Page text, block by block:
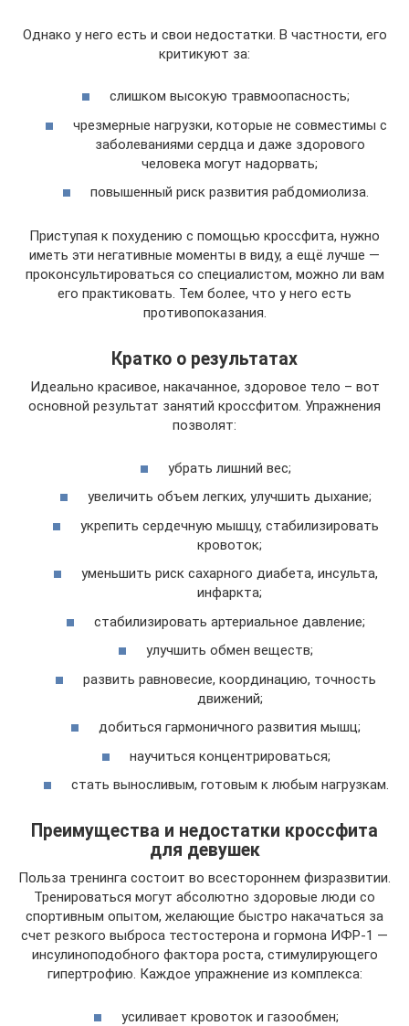
Однако у него есть и свои недостатки. В частности, его
критикуют за:
слишком высокую травмоопасность;
чрезмерные нагрузки, которые не совместимы с
заболеваниями сердца и даже здорового
человека могут надорвать;
повышенный риск развития рабдомиолиза.
Приступая к похудению с помощью кроссфита, нужно
иметь эти негативные моменты в виду, а ещё лучше —
проконсультироваться со специалистом, можно ли вам
его практиковать. Тем более, что у него есть
противопоказания.
Кратко о результатах
Идеально красивое, накачанное, здоровое тело – вот
основной результат занятий кроссфитом. Упражнения
позволят:
убрать лишний вес;
увеличить объем легких, улучшить дыхание;
укрепить сердечную мышцу, стабилизировать
кровоток;
уменьшить риск сахарного диабета, инсульта,
инфаркта;
стабилизировать артериальное давление;
улучшить обмен веществ;
развить равновесие, координацию, точность
движений;
добиться гармоничного развития мышц;
научиться концентрироваться;
стать выносливым, готовым к любым нагрузкам.
Преимущества и недостатки кроссфита
для девушек
Польза тренинга состоит во всестороннем физразвитии.
Тренироваться могут абсолютно здоровые люди со
спортивным опытом, желающие быстро накачаться за
счет резкого выброса тестостерона и гормона ИФР-1 —
инсулиноподобного фактора роста, стимулирующего
гипертрофию. Каждое упражнение из комплекса:
усиливает кровоток и газообмен;